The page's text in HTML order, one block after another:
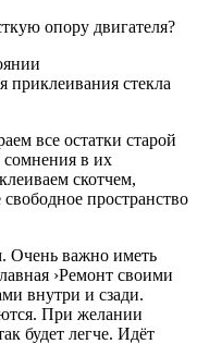
опору двигателя?
приклеивания стекла
все остатки старой
в их
скотчем,
пространство
Очень важно иметь
›Ремонт своими
внутри и сзади.
При желании
будет легче. Идёт